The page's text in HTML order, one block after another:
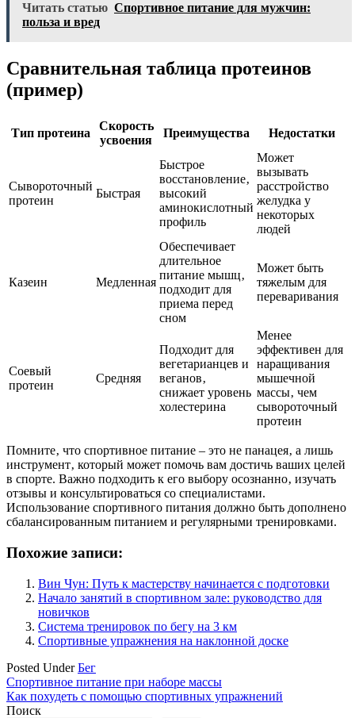
Читать статью Спортивное питание для мужчин:
польза и вред
Сравнительная таблица протеинов
(пример)
Тип протеина
Скорость
усвоения
Преимущества Недостатки
Сывороточный
протеин
Быстрая
Быстрое
восстановление‚
высокий
аминокислотный
профиль
Может
вызывать
расстройство
желудка у
некоторых
людей
Казеин Медленная
Обеспечивает
длительное
питание мышц‚
подходит для
приема перед
сном
Может быть
тяжелым для
переваривания
Соевый
протеин
Средняя
Подходит для
вегетарианцев и
веганов‚
снижает уровень
холестерина
Менее
эффективен для
наращивания
мышечной
массы‚ чем
сывороточный
протеин
Помните‚ что спортивное питание – это не панацея‚ а лишь
инструмент‚ который может помочь вам достичь ваших целей
в спорте. Важно подходить к его выбору осознанно‚ изучать
отзывы и консультироваться со специалистами.
Использование спортивного питания должно быть дополнено
сбалансированным питанием и регулярными тренировками.
Похожие записи:
Вин Чун: Путь к мастерству начинается с подготовки
Начало занятий в спортивном зале: руководство для
новичков
Система тренировок по бегу на 3 км
Спортивные упражнения на наклонной доске
Posted UnderБег
Навигация
по
Спортивное питание при наборе массы
Как похудеть с помощью спортивных упражнений
Поиск